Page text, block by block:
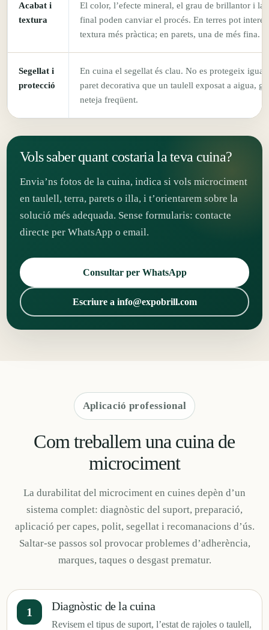
Acabat i
textura
El color, l’efecte mineral, el grau de brillantor i la
final poden canviar el procés. En terres pot
textura més pràctica; en parets, una de més fina.
Segellat i
protecció
En cuina el segellat és clau. No es protegeix igual
paret decorativa que un taulell exposat a aigua,
neteja freqüent.
Vols saber quant costaria la teva cuina?
Envia’ns fotos de la cuina, indica si vols microciment
en taulell, terra, parets o illa, i t’orientarem sobre la
solució més adequada. Sense formularis: contacte
directe per WhatsApp o email.
Consultar per WhatsApp
Escriure a info@expobrill.com
Aplicació professional
Com treballem una cuina de
microciment
La durabilitat del microciment en cuines depèn d’un
sistema complet: diagnòstic del suport, preparació,
aplicació per capes, polit, segellat i recomanacions d’ús.
Saltar-se passos sol provocar problemes d’adherència,
marques, taques o desgast prematur.
Diagnòstic de la cuina
Revisem el tipus de suport, l’estat de rajoles o taulell,